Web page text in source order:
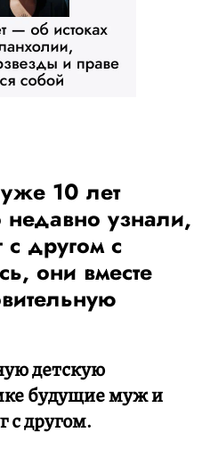
10 лет
недавно узнали,
другом с
они вместе
детскую
будущие муж и
с другом.